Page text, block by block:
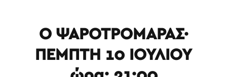
Ο ΨΑΡΟΤΡΟΜΑΡΑΣ·
ΠΕΜΠΤΗ 10 ΙΟΥΛΙΟΥ